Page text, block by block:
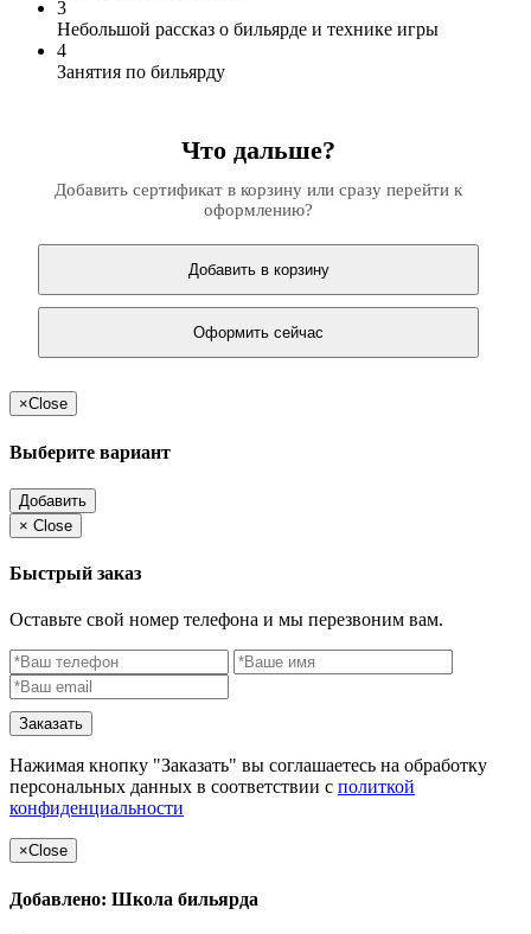
3
Небольшой рассказ о бильярде и технике игры
4
Занятия по бильярду
Что дальше?
Добавить сертификат в корзину или сразу перейти к
оформлению?
Добавить в корзину
Оформить сейчас
×Close
Выберите вариант
Добавить
× Close
Быстрый заказ
Оставьте свой номер телефона и мы перезвоним вам.
Заказать
Нажимая кнопку "Заказать" вы соглашаетесь на обработку
персональных данных в соответствии с политкой
конфиденциальности
×Close
Добавлено: Школа бильярда